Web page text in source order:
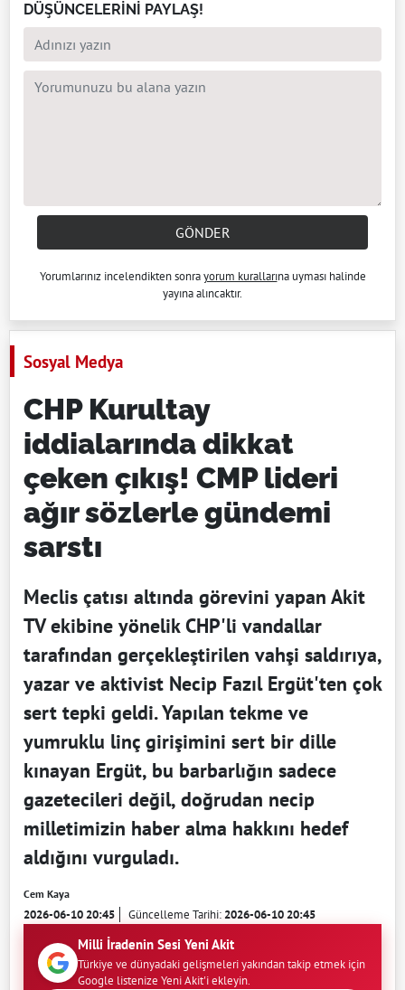
DÜŞÜNCELERİNİ PAYLAŞ!
GÖNDER
Yorumlarınız incelendikten sonrayorum kurallarına uyması halinde
yayına alıncaktır.
Sosyal Medya
CHP Kurultay
iddialarında dikkat
çeken çıkış! CMP lideri
ağır sözlerle gündemi
sarstı
Meclis çatısı altında görevini yapan Akit
TV ekibine yönelik CHP'li vandallar
tarafından gerçekleştirilen vahşi saldırıya,
yazar ve aktivist Necip Fazıl Ergüt'ten çok
sert tepki geldi. Yapılan tekme ve
yumruklu linç girişimini sert bir dille
kınayan Ergüt, bu barbarlığın sadece
gazetecileri değil, doğrudan necip
milletimizin haber alma hakkını hedef
aldığını vurguladı.
Cem Kaya
2026-06-10 20:45 Güncelleme Tarihi:2026-06-10 20:45
Milli İradenin Sesi Yeni Akit
Türkiye ve dünyadaki gelişmeleri yakından takip etmek için
Google listenize Yeni Akit'i ekleyin.